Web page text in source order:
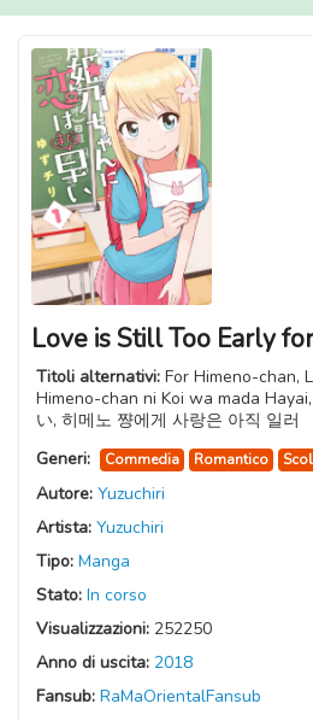
Love is Still Too Early
Titoli alternativi: For Himeno-chan,
Himeno-chan ni Koi wa mada
い, 히메노 쨩에게 사랑은 아직 일러
Generi:
Commedia Romantico
Autore: Yuzuchiri
Artista: Yuzuchiri
Tipo: Manga
Stato: In corso
Visualizzazioni: 252250
Anno di uscita: 2018
Fansub: RaMaOrientalFansub